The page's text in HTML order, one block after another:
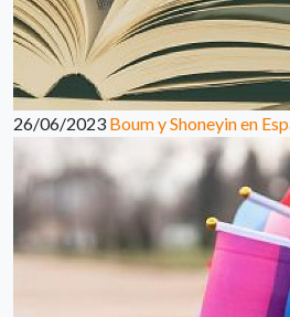
26/06/2023 Boum y Shoneyin en